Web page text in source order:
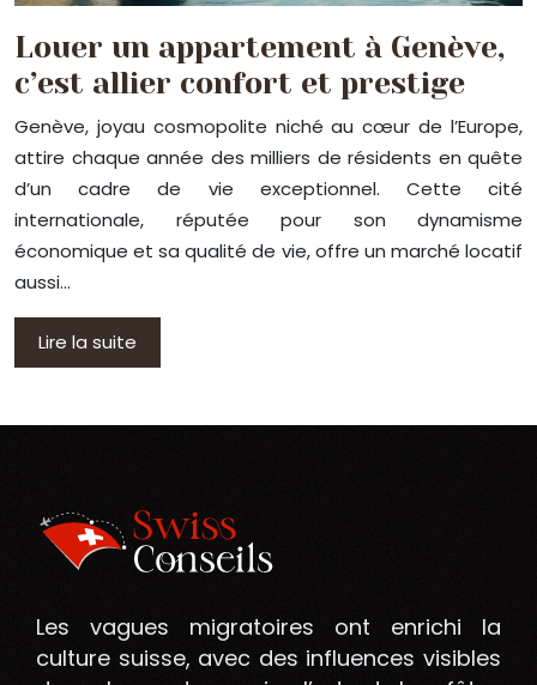
Louer un appartement à Genève,
c’est allier confort et prestige
Genève, joyau cosmopolite niché au cœur de l’Europe,
attire chaque année des milliers de résidents en quête
d’un cadre de vie exceptionnel. Cette cité
internationale, réputée pour son dynamisme
économique et sa qualité de vie, offre un marché locatif
aussi…
Lire la suite
Les vagues migratoires ont enrichi la
culture suisse, avec des influences visibles